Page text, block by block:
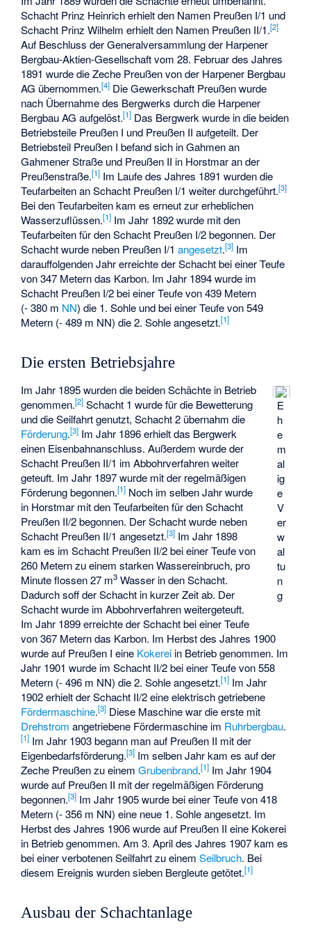
Schacht Prinz Heinrich erhielt den Namen Preußen I/1 und
Schacht Prinz Wilhelm erhielt den Namen Preußen II/1.[2]
Auf Beschluss der Generalversammlung der Harpener
Bergbau-Aktien-Gesellschaft vom 28. Februar des Jahres
1891 wurde die Zeche Preußen von der Harpener Bergbau
AG übernommen.[4] Die Gewerkschaft Preußen wurde
nach Übernahme des Bergwerks durch die Harpener
Bergbau AG aufgelöst.[1] Das Bergwerk wurde in die beiden
Betriebsteile Preußen I und Preußen II aufgeteilt. Der
Betriebsteil Preußen I befand sich in Gahmen an
Gahmener Straße und Preußen II in Horstmar an der
Preußenstraße.[1] Im Laufe des Jahres 1891 wurden die
Teufarbeiten an Schacht Preußen I/1 weiter durchgeführt.[3]
Bei den Teufarbeiten kam es erneut zur erheblichen
Wasserzuflüssen.[1] Im Jahr 1892 wurde mit den
Teufarbeiten für den Schacht Preußen I/2 begonnen. Der
Schacht wurde neben Preußen I/1angesetzt.[3] Im
darauffolgenden Jahr erreichte der Schacht bei einer Teufe
von 347 Metern das Karbon. Im Jahr 1894 wurde im
Schacht Preußen I/2 bei einer Teufe von 439 Metern
(- 380 m NN) die 1. Sohle und bei einer Teufe von 549
Metern (- 489 m NN) die 2. Sohle angesetzt.[1]
Die ersten Betriebsjahre
E
h
e
m
al
ig
e
V
er
w
al
tu
n
g
Im Jahr 1895 wurden die beiden Schächte in Betrieb
genommen.[2] Schacht 1 wurde für die Bewetterung
und die Seilfahrt genutzt, Schacht 2 übernahm die
Förderung.[3] Im Jahr 1896 erhielt das Bergwerk
einen Eisenbahnanschluss. Außerdem wurde der
Schacht Preußen II/1 im Abbohrverfahren weiter
geteuft. Im Jahr 1897 wurde mit der regelmäßigen
Förderung begonnen.[1] Noch im selben Jahr wurde
in Horstmar mit den Teufarbeiten für den Schacht
Preußen II/2 begonnen. Der Schacht wurde neben
Schacht Preußen II/1 angesetzt.[3] Im Jahr 1898
kam es im Schacht Preußen II/2 bei einer Teufe von
260 Metern zu einem starken Wassereinbruch, pro
Minute flossen 27 m3 Wasser in den Schacht.
Dadurch soff der Schacht in kurzer Zeit ab. Der
Schacht wurde im Abbohrverfahren weitergeteuft.
Im Jahr 1899 erreichte der Schacht bei einer Teufe
von 367 Metern das Karbon. Im Herbst des Jahres 1900
wurde auf Preußen I eine Kokerei in Betrieb genommen. Im
Jahr 1901 wurde im Schacht II/2 bei einer Teufe von 558
Metern (- 496 m NN) die 2. Sohle angesetzt.[1] Im Jahr
1902 erhielt der Schacht II/2 eine elektrisch getriebene
Fördermaschine.[3] Diese Maschine war die erste mit
Drehstrom angetriebene Fördermaschine im Ruhrbergbau.
[1] Im Jahr 1903 begann man auf Preußen II mit der
Eigenbedarfsförderung.[3] Im selben Jahr kam es auf der
Zeche Preußen zu einemGrubenbrand.[1] Im Jahr 1904
wurde auf Preußen II mit der regelmäßigen Förderung
begonnen.[3] Im Jahr 1905 wurde bei einer Teufe von 418
Metern (- 356 m NN) eine neue 1. Sohle angesetzt. Im
Herbst des Jahres 1906 wurde auf Preußen II eine Kokerei
in Betrieb genommen. Am 3. April des Jahres 1907 kam es
bei einer verbotenen Seilfahrt zu einemSeilbruch. Bei
diesem Ereignis wurden sieben Bergleute getötet.[1]
Ausbau der Schachtanlage